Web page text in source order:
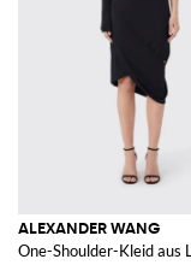
ALEXANDER WANG
One-Shoulder-Kleid aus